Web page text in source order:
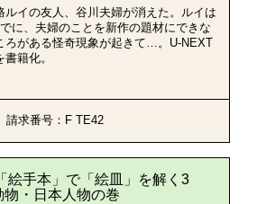
ルイの友人、谷川夫婦が消えた。ルイは
に、夫婦のことを新作の題材にできな
ろがある怪奇現象が起きて…。U-NEXT
書籍化。
請求番号：F TE42
絵手本」で「絵皿」を解く3
物・日本人物の巻